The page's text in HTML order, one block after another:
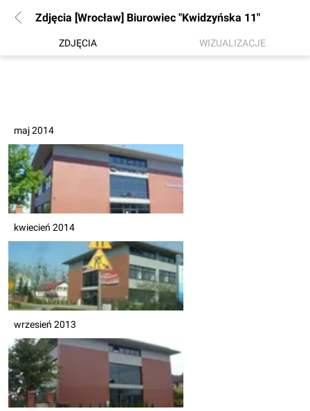
Zdjęcia [Wrocław] Biurowiec "Kwidzyńska 11"
ZDJĘCIA WIZUALIZACJE
maj 2014
kwiecień 2014
wrzesień 2013